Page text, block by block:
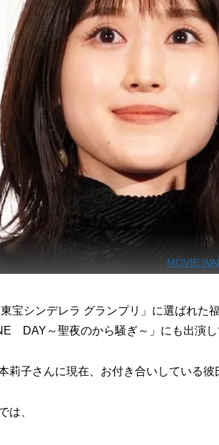
MOVIE
宝シンデレラ グランプリ」に選ばれた
DAY～聖夜のから騒ぎ～」にも出演
莉子さんに現在、お付き合いしている
は、